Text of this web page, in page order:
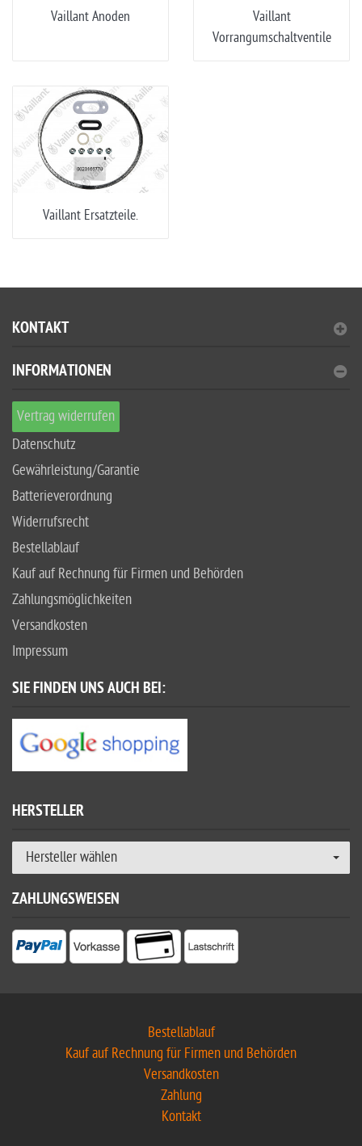
Vaillant Anoden
Vaillant
Vorrangumschaltventile
Vaillant Ersatzteile.
KONTAKT
INFORMATIONEN
Vertrag widerrufen
Datenschutz
Gewährleistung/Garantie
Batterieverordnung
Widerrufsrecht
Bestellablauf
Kauf auf Rechnung für Firmen und Behörden
Zahlungsmöglichkeiten
Versandkosten
Impressum
SIE FINDEN UNS AUCH BEI:
HERSTELLER
Hersteller wählen
ZAHLUNGSWEISEN
Bestellablauf
Kauf auf Rechnung für Firmen und Behörden
Versandkosten
Zahlung
Kontakt